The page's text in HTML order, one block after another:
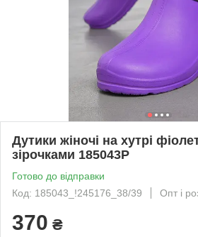
Дутики жіночі на хутрі
зірочками 185043P
Готово до відправки
Код: 185043_!245176_38/39
Опт і
370 ₴